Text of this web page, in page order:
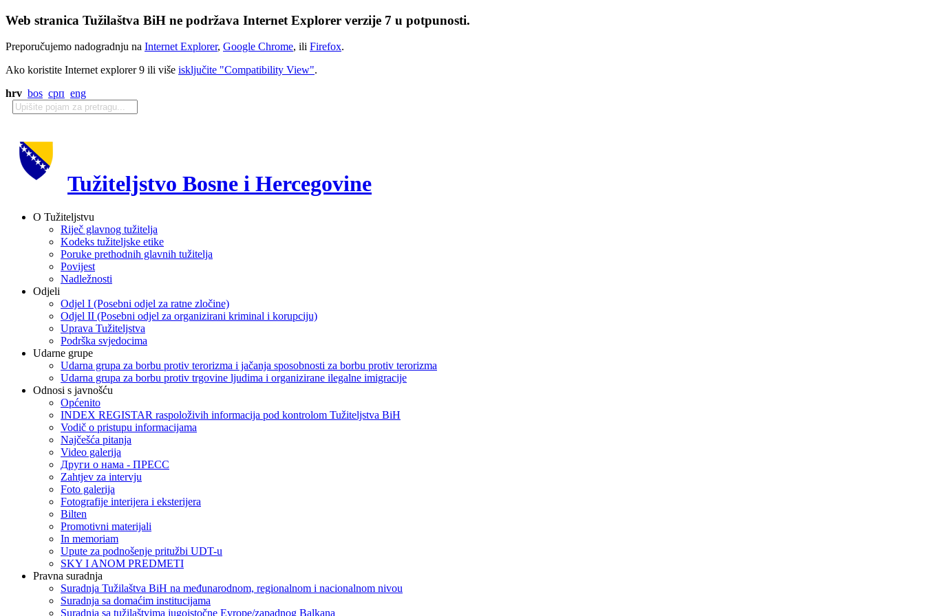
Web stranica Tužilaštva BiH ne podržava Internet Explorer verzije 7 u potpunosti.
Preporučujemo nadogradnju na Internet Explorer, Google Chrome, ili Firefox.
Ako koristite Internet explorer 9 ili više isključite "Compatibility View".
hrv bos срп eng
Tužiteljstvo Bosne i Hercegovine
O Tužiteljstvu
Riječ glavnog tužitelja
Kodeks tužiteljske etike
Poruke prethodnih glavnih tužitelja
Povijest
Nadležnosti
Odjeli
Odjel I (Posebni odjel za ratne zločine)
Odjel II (Posebni odjel za organizirani kriminal i korupciju)
Uprava Tužiteljstva
Podrška svjedocima
Udarne grupe
Udarna grupa za borbu protiv terorizma i jačanja sposobnosti za borbu protiv terorizma
Udarna grupa za borbu protiv trgovine ljudima i organizirane ilegalne imigracije
Odnosi s javnošću
Općenito
INDEX REGISTAR raspoloživih informacija pod kontrolom Tužiteljstva BiH
Vodič o pristupu informacijama
Najčešća pitanja
Video galerija
Други о нама - ПРЕСC
Zahtjev za intervju
Foto galerija
Fotografije interijera i eksterijera
Bilten
Promotivni materijali
In memoriam
Upute za podnošenje pritužbi UDT-u
SKY I ANOM PREDMETI
Pravna suradnja
Suradnja Tužilaštva BiH na međunarodnom, regionalnom i nacionalnom nivou
Suradnja sa domaćim institucijama
Suradnja sa tužilaštvima jugoistočne Evrope/zapadnog Balkana